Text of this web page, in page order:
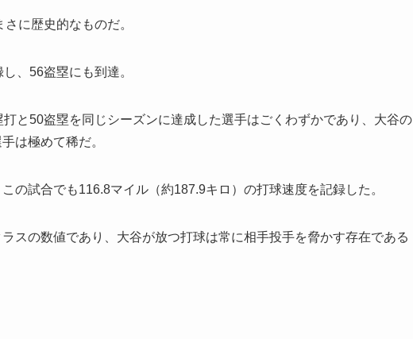
に歴史的なものだ。
、56盗塁にも到達。
と50盗塁を同じシーズンに達成した選手はごくわずかであり、大谷の
は極めて稀だ。
の試合でも116.8マイル（約187.9キロ）の打球速度を記録した。
スの数値であり、大谷が放つ打球は常に相手投手を脅かす存在である